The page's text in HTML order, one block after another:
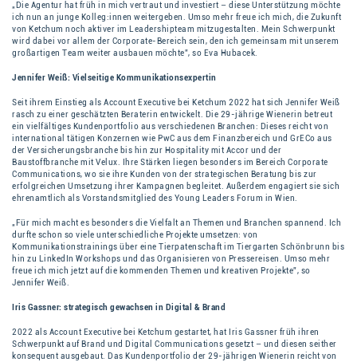
„Die Agentur hat früh in mich vertraut und investiert – diese Unterstützung möchte
ich nun an junge Kolleg:innen weitergeben. Umso mehr freue ich mich, die Zukunft
von Ketchum noch aktiver im Leadershipteam mitzugestalten. Mein Schwerpunkt
wird dabei vor allem der Corporate-Bereich sein, den ich gemeinsam mit unserem
großartigen Team weiter ausbauen möchte”, so Eva Hubacek.
Jennifer Weiß: Vielseitige Kommunikationsexpertin
Seit ihrem Einstieg als Account Executive bei Ketchum 2022 hat sich Jennifer Weiß
rasch zu einer geschätzten Beraterin entwickelt. Die 29-jährige Wienerin betreut
ein vielfältiges Kundenportfolio aus verschiedenen Branchen: Dieses reicht von
international tätigen Konzernen wie PwC aus dem Finanzbereich und GrECo aus
der Versicherungsbranche bis hin zur Hospitality mit Accor und der
Baustoffbranche mit Velux. Ihre Stärken liegen besonders im Bereich Corporate
Communications, wo sie ihre Kunden von der strategischen Beratung bis zur
erfolgreichen Umsetzung ihrer Kampagnen begleitet. Außerdem engagiert sie sich
ehrenamtlich als Vorstandsmitglied des Young Leaders Forum in Wien.
„Für mich macht es besonders die Vielfalt an Themen und Branchen spannend. Ich
durfte schon so viele unterschiedliche Projekte umsetzen: von
Kommunikationstrainings über eine Tierpatenschaft im Tiergarten Schönbrunn bis
hin zu LinkedIn Workshops und das Organisieren von Pressereisen. Umso mehr
freue ich mich jetzt auf die kommenden Themen und kreativen Projekte”, so
Jennifer Weiß.
Iris Gassner: strategisch gewachsen in Digital & Brand
2022 als Account Executive bei Ketchum gestartet, hat Iris Gassner früh ihren
Schwerpunkt auf Brand und Digital Communications gesetzt – und diesen seither
konsequent ausgebaut. Das Kundenportfolio der 29-jährigen Wienerin reicht von